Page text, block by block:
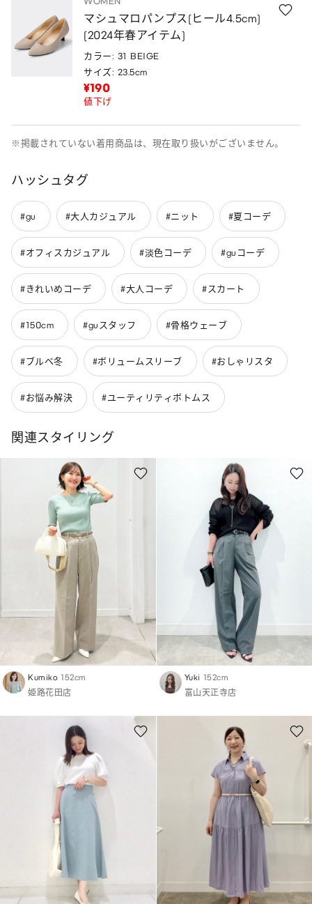
マシュマロパンプス(ヒール4.5cm)
(2024年春アイテム)
カラー: 31 BEIGE
サイズ: 23.5cm
¥190
値下げ
※掲載されていない着用商品は、現在取り扱いがございません。
ハッシュタグ
#gu #大人カジュアル #ニット #夏コーデ
#オフィスカジュアル #淡色コーデ #guコーデ
#きれいめコーデ #大人コーデ #スカート
#150cm #guスタッフ #骨格ウェーブ
#ブルベ冬 #ボリュームスリーブ #おしゃリスタ
#お悩み解決 #ユーティリティボトムス
関連スタイリング
Kumiko 152cm
姫路花田店
Yuki 152cm
富山天正寺店